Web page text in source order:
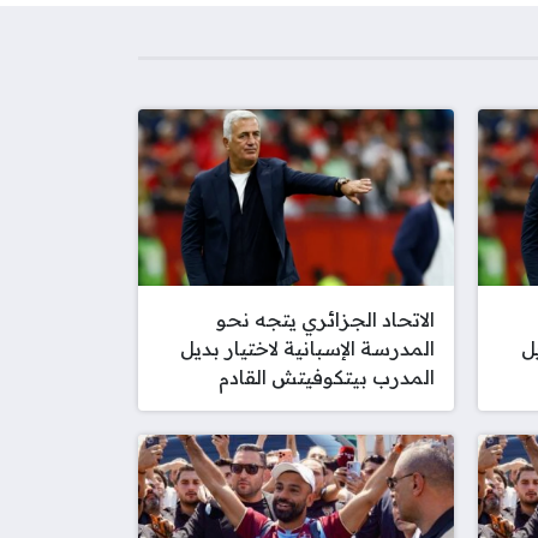
الاتحاد الجزائري يتجه نحو
المدرسة الإسبانية لاختيار بديل
المدرب بيتكوفيتش القادم